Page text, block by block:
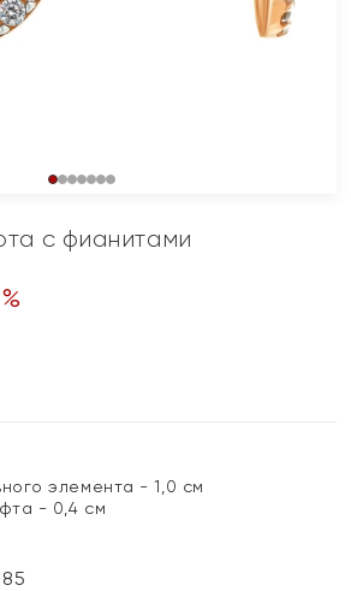
с фианитами
%
элемента - 1,0 см
- 0,4 см